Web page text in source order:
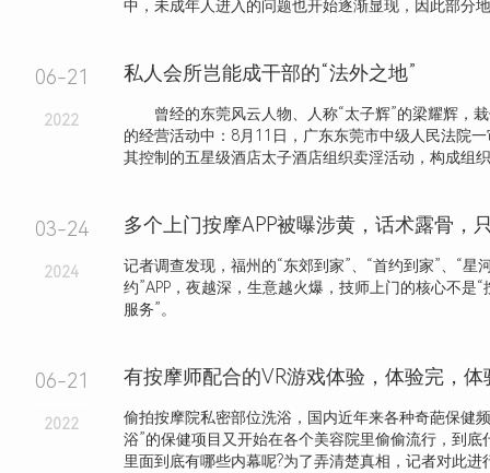
中，未成年人进入的问题也开始逐渐显现，因此部分
06-21
2022
私人会所岂能成干部的“法外之地”
曾经的东莞风云人物、人称“太子辉”的梁耀辉，栽
的经营活动中：8月11日，广东东莞市中级人民法院
其控制的五星级酒店太子酒店组织卖淫活动，构成组
03-24
2024
记者调查发现，福州的“东郊到家”、“首约到家”、“星
约”APP，夜越深，生意越火爆，技师上门的核心不是“
服务”。
06-21
2022
有按摩师配合的VR游戏体验，体验完，体
偷拍按摩院私密部位洗浴，国内近年来各种奇葩保健
浴”的保健项目又开始在各个美容院里偷偷流行，到底
里面到底有哪些内幕呢?为了弄清楚真相，记者对此进